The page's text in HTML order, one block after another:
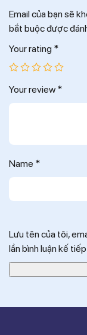
Email của bạn sẽ
bắt buộc được
Your rating *
Your review *
Name *
Lưu tên của tôi,
lần bình luận kế